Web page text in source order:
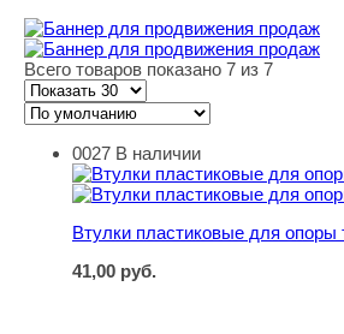
Всего товаров показано 7 из 7
Втулки пластиковые для
0027 В наличии
Втулки пластиковые для
41,00 руб.